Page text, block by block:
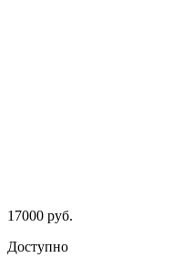
17000 руб.
Доступно